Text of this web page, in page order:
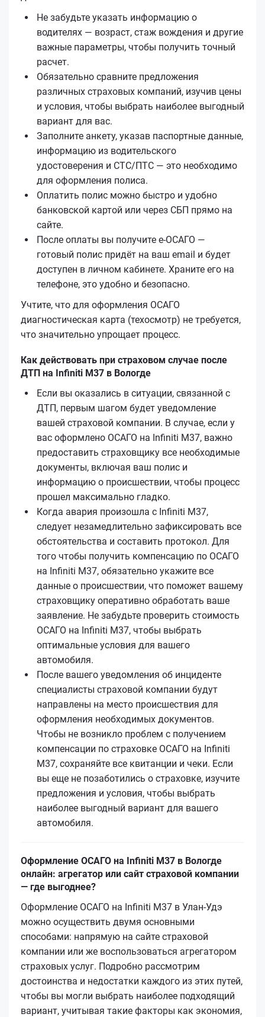
Не забудьте указать информацию о
водителях — возраст, стаж вождения и другие
важные параметры, чтобы получить точный
расчет.
Обязательно сравните предложения
различных страховых компаний, изучив цены
и условия, чтобы выбрать наиболее выгодный
вариант для вас.
Заполните анкету, указав паспортные данные,
информацию из водительского
удостоверения и СТС/ПТС — это необходимо
для оформления полиса.
Оплатить полис можно быстро и удобно
банковской картой или через СБП прямо на
сайте.
После оплаты вы получите е‑ОСАГО —
готовый полис придёт на ваш email и будет
доступен в личном кабинете. Храните его на
телефоне, это удобно и безопасно.
Учтите, что для оформления ОСАГО
диагностическая карта (техосмотр) не требуется,
что значительно упрощает процесс.
Как действовать при страховом случае после
ДТП на Infiniti M37 в Вологде
Если вы оказались в ситуации, связанной с
ДТП, первым шагом будет уведомление
вашей страховой компании. В случае, если у
вас оформлено ОСАГО на Infiniti M37, важно
предоставить страховщику все необходимые
документы, включая ваш полис и
информацию о происшествии, чтобы процесс
прошел максимально гладко.
Когда авария произошла с Infiniti M37,
следует незамедлительно зафиксировать все
обстоятельства и составить протокол. Для
того чтобы получить компенсацию по ОСАГО
на Infiniti M37, обязательно укажите все
данные о происшествии, что поможет вашему
страховщику оперативно обработать ваше
заявление. Не забудьте проверить стоимость
ОСАГО на Infiniti M37, чтобы выбрать
оптимальные условия для вашего
автомобиля.
После вашего уведомления об инциденте
специалисты страховой компании будут
направлены на место происшествия для
оформления необходимых документов.
Чтобы не возникло проблем с получением
компенсации по страховке ОСАГО на Infiniti
M37, сохраняйте все квитанции и чеки. Если
вы еще не позаботились о страховке, изучите
предложения и условия, чтобы выбрать
наиболее выгодный вариант для вашего
автомобиля.
Оформление ОСАГО на Infiniti M37 в Вологде
онлайн: агрегатор или сайт страховой компании
— где выгоднее?
Оформление ОСАГО на Infiniti M37 в Улан-Удэ
можно осуществить двумя основными
способами: напрямую на сайте страховой
компании или же воспользоваться агрегатором
страховых услуг. Подробно рассмотрим
достоинства и недостатки каждого из этих путей,
чтобы вы могли выбрать наиболее подходящий
вариант, учитывая такие факторы как экономия,